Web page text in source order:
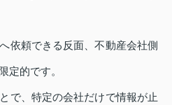
依頼できる反面、不動産会社側
定的です。
で、特定の会社だけで情報が止